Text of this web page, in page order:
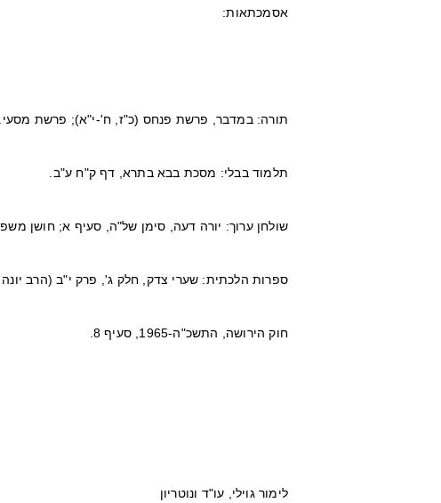
אסמכתאות:
תורה: במדבר, פרשת פנחס (כ"ז, ח'-י"א); פרשת מסעי.
תלמוד בבלי: מסכת בבא בתרא, דף ק"ח ע"ב.
שולחן ערוך: יורה דעה, סימן של"ה, סעיף א; חושן
ספרות הלכתית: שערי צדק, חלק ג', פרק י"ב (הרב יונה
חוק הירושה, התשכ"ה-1965, סעיף 8.
לימור גוילי, עו"ד ונוטריון